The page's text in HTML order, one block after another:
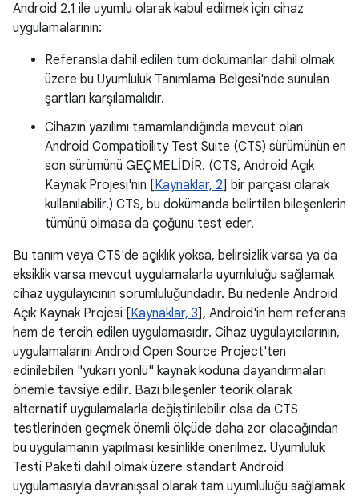
Android 2.1 ile uyumlu olarak kabul edilmek için cihaz
uygulamalarının:
Referansla dahil edilen tüm dokümanlar dahil olmak
üzere bu Uyumluluk Tanımlama Belgesi'nde sunulan
şartları karşılamalıdır.
Cihazın yazılımı tamamlandığında mevcut olan
Android Compatibility Test Suite (CTS) sürümünün en
son sürümünü GEÇMELİDİR. (CTS, Android Açık
Kaynak Projesi'nin [Kaynaklar, 2] bir parçası olarak
kullanılabilir.) CTS, bu dokümanda belirtilen bileşenlerin
tümünü olmasa da çoğunu test eder.
Bu tanım veya CTS'de açıklık yoksa, belirsizlik varsa ya da
eksiklik varsa mevcut uygulamalarla uyumluluğu sağlamak
cihaz uygulayıcının sorumluluğundadır. Bu nedenle Android
Açık Kaynak Projesi [Kaynaklar, 3], Android'in hem referans
hem de tercih edilen uygulamasıdır. Cihaz uygulayıcılarının,
uygulamalarını Android Open Source Project'ten
edinilebilen "yukarı yönlü" kaynak koduna dayandırmaları
önemle tavsiye edilir. Bazı bileşenler teorik olarak
alternatif uygulamalarla değiştirilebilir olsa da CTS
testlerinden geçmek önemli ölçüde daha zor olacağından
bu uygulamanın yapılması kesinlikle önerilmez. Uyumluluk
Testi Paketi dahil olmak üzere standart Android
uygulamasıyla davranışsal olarak tam uyumluluğu sağlamak